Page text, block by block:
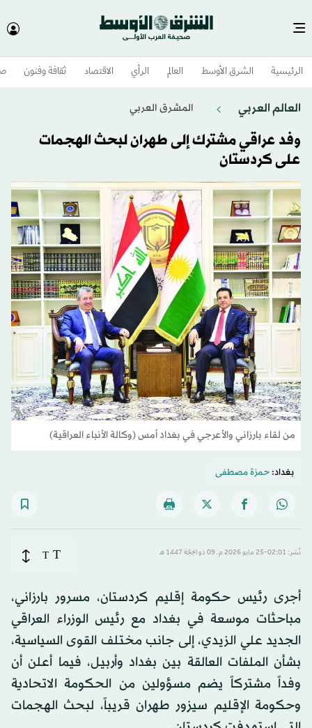
الرئيسية الشرق الأوسط​ العالم الرأي الاقتصاد ثقافة وفنون
العالم العربي المشرق العربي
وفد عراقي مشترك إلى طهران لبحث الهجمات
على كردستان
من لقاء بارزاني والأعرجي في بغداد أمس (وكالة الأنباء العراقية)
بغداد:حمزة مصطفى
نُشر: 02:01-25 مايو 2026 م ـ 09 ذو الحِجّة 1447 هـ T
T
أجرى رئيس حكومة إقليم كردستان، مسرور بارزاني،
مباحثات موسعة في بغداد مع رئيس الوزراء العراقي
الجديد علي الزيدي، إلى جانب مختلف القوى السياسية،
بشأن الملفات العالقة بين بغداد وأربيل، فيما أعلن أن
وفداً مشتركاً يضم مسؤولين من الحكومة الاتحادية
وحكومة الإقليم سيزور طهران قريباً، لبحث الهجمات